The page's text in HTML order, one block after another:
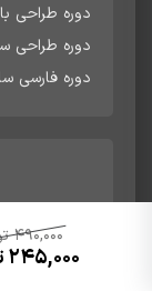
490,000 تومان
245,000 تومان
دوره طراحی با
دوره طراحی
دوره فارسی
سئو